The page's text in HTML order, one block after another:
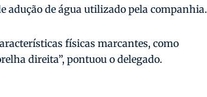
adução de água utilizado pela companhia.
físicas marcantes, como
direita”, pontuou o delegado.